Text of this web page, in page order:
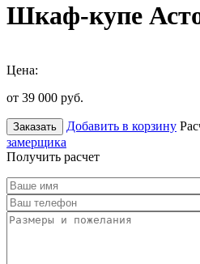
Шкаф-купе
Цена:
от 39 000 руб.
Заказать Добавить в корзину
замерщика
Получить расчет